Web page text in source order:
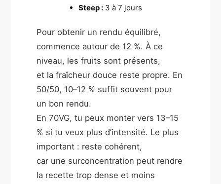
Steep : 3 à 7 jours
Pour obtenir un rendu équilibré,
commence autour de 12 %. À ce
niveau, les fruits sont présents,
et la fraîcheur douce reste propre. En
50/50, 10–12 % suffit souvent pour
un bon rendu.
En 70VG, tu peux monter vers 13–15
% si tu veux plus d’intensité. Le plus
important : reste cohérent,
car une surconcentration peut rendre
la recette trop dense et moins